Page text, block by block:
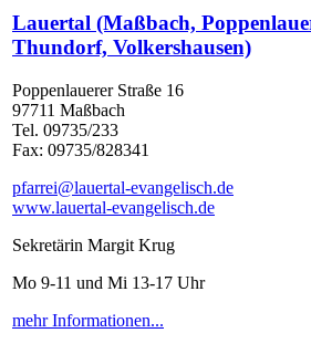
Lauertal (Maßbach,
Thundorf, Volkershausen)
Poppenlauerer Straße 16
97711 Maßbach
Tel. 09735/233
Fax: 09735/828341
pfarrei@lauertal-evangelisch.de
www.lauertal-evangelisch.de
Sekretärin Margit Krug
Mo 9-11 und Mi 13-17 Uhr
mehr Informationen...